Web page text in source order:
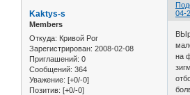
04-
Kaktys-s
Members
Откуда: Кривой Рог
Зарегистрирован: 2008-02-08
Приглашений: 0
Сообщений: 364
Уважение: [+0/-0]
Позитив: [+0/-0]
на